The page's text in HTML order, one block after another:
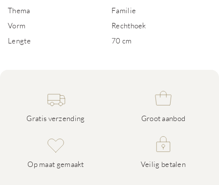
Thema
Familie
Vorm
Rechthoek
Lengte
70 cm
Gratis verzending Groot aanbod
Op maat gemaakt Veilig betalen